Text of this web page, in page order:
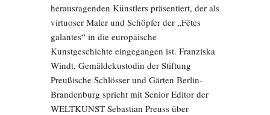
herausragenden Künstlers präsentiert, der als
virtuoser Maler und Schöpfer der „Fêtes
galantes“ in die europäische
Kunstgeschichte eingegangen ist. Franziska
Windt, Gemäldekustodin der Stiftung
Preußische Schlösser und Gärten Berlin-
Brandenburg spricht mit Senior Editor der
WELTKUNST Sebastian Preuss über